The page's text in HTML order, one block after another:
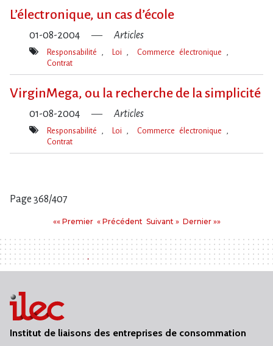
L’électronique, un cas d’école
01-08-2004 Articles
Mot(s)-
Responsabilité Loi
Commerce électronique
Contrat
VirginMega, ou la recherche de la simplicité
01-08-2004 Articles
Mot(s)-
Responsabilité Loi
Commerce électronique
Contrat
Page 368/407
«« PremierPremier
« PrécédentPrécédent
Suivant
Suivant » Dernier
Dernier »»
Institut de liaisons des entreprises de consommation